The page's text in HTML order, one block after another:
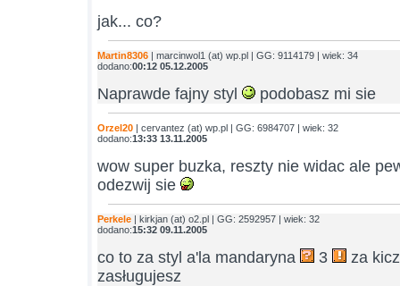
jak... co?
Martin8306 | marcinwol1 (at) wp.pl | GG: 9114179 | wiek: 34
dodano:00:12 05.12.2005
Naprawde fajny styl podobasz mi sie
Orzel20 | cervantez (at) wp.pl | GG: 6984707 | wiek: 32
dodano:13:33 13.11.2005
wow super buzka, reszty nie widac ale
odezwij sie
Perkele | kirkjan (at) o2.pl | GG: 2592957 | wiek: 32
dodano:15:32 09.11.2005
co to za styl a'la mandaryna 3
za
zasługujesz